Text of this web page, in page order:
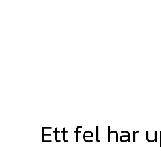
Ett fel har